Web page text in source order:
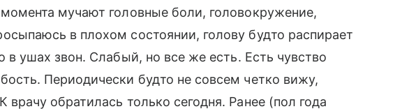
мучают головные боли, головокружение,
в плохом состоянии, голову будто распирает
в ушах звон. Слабый, но все же есть. Есть чувство
Периодически будто не совсем четко вижу,
врачу обратилась только сегодня. Ранее (пол года